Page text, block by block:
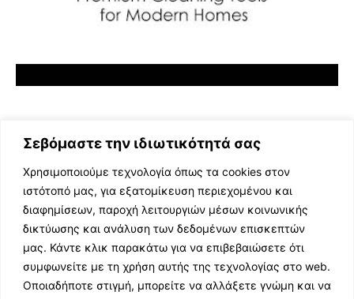
Σεβόμαστε την ιδιωτικότητά σας
Χρησιμοποιούμε τεχνολογία όπως τα cookies στον
ιστότοπό μας, για εξατομίκευση περιεχομένου και
διαφημίσεων, παροχή λειτουργιών μέσων κοινωνικής
δικτύωσης και ανάλυση των δεδομένων επισκεπτών
μας. Κάντε κλικ παρακάτω για να επιβεβαιώσετε ότι
συμφωνείτε με τη χρήση αυτής της τεχνολογίας στο web.
Οποιαδήποτε στιγμή, μπορείτε να αλλάξετε γνώμη και να
ΕΛΛΗΝΙΚΗ ΜΟΥΣΙΚΗ
TV SHOWS
EVENTS
ΘΕΑΤΡΟ